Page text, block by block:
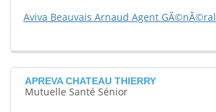
Aviva Beauvais Arnaud Agent GÃ©nÃ©ral
APREVA CHATEAU THIERRY
Mutuelle Santé Sénior